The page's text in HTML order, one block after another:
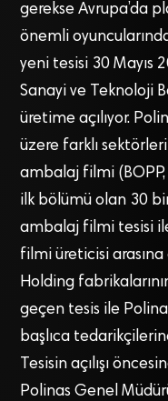
gerekse Avrupa’da
önemli
yeni tesisi 30 Mayıs
Sanayi ve Teknoloji
üretime açılıyor.
üzere farklı
ambalaj filmi (BOPP,
ilk bölümü olan 30
ambalaj filmi tesisi
filmi üreticisi arasına
Holding
geçen tesis ile
başlıca
Tesisin açılışı
Polinas Genel